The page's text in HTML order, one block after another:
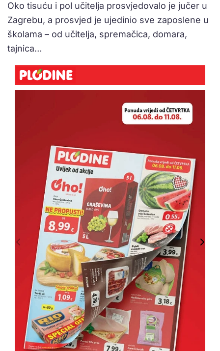
Oko tisuću i pol učitelja prosvjedovalo je jučer u
Zagrebu, a prosvjed je ujedinio sve zaposlene u
školama – od učitelja, spremačica, domara,
tajnica…